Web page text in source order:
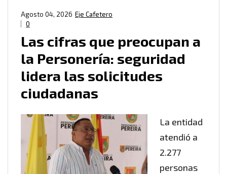
Eje Cafetero
Agosto 04, 2026
0
Las cifras que preocupan a
la Personería: seguridad
lidera las solicitudes
ciudadanas
La entidad
atendió a
2.277
personas